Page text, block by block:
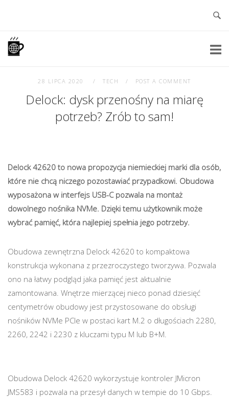
content
Home
28 LIPCA 2020 TECH POST A COMMENT
Delock: dysk przenośny na miarę
potrzeb? Zrób to sam!
Delock 42620 to nowa propozycja niemieckiej marki dla osób,
które nie chcą niczego pozostawiać przypadkowi. Obudowa
wyposażona w interfejs USB-C pozwala na montaż
dowolnego nośnika NVMe. Dzięki temu użytkownik może
wybrać pamięć, która najlepiej spełnia jego potrzeby.
Obudowa zewnętrzna Delock 42620 to kompaktowa
konstrukcja wykonana z przezroczystego tworzywa. Pozwala
ono na łatwy podgląd jaka pamięć jest aktualnie
zamontowana. Wnętrze mierzącej nieco ponad dziesięć
centymetrów obudowy jest przystosowane do obsługi
nośników NVMe PCIe w postaci kart M.2 o długościach 2280,
2260, 2242 i 2230 z kluczami typu M lub B+M.
Obudowa Delock 42620 wykorzystuje kontroler JMicron
JMS583 i pozwala na przesył danych w tempie do 10 Gbps.